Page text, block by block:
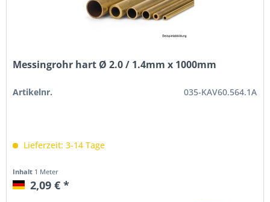
Messingrohr hart Ø 2.0 / 1.4mm x 1000mm
Artikelnr. 035-KAV60.564.1A
Lieferzeit: 3-14 Tage
Inhalt 1 Meter
2,09 € *